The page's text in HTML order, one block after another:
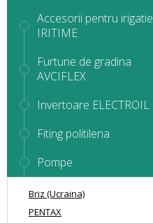
Accesorii pentru irigatie
IRITIME
Furtune de gradina
AVCIFLEX
Invertoare ELECTROIL
Fiting politilena
Pompe
Briz (Ucraina)
PENTAX